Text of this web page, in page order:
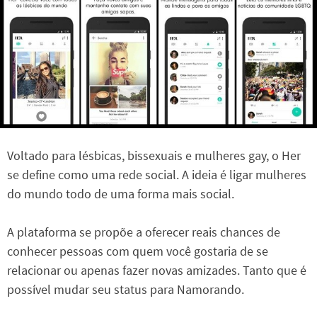
Voltado para lésbicas, bissexuais e mulheres gay, o Her
se define como uma rede social. A ideia é ligar mulheres
do mundo todo de uma forma mais social.
A plataforma se propõe a oferecer reais chances de
conhecer pessoas com quem você gostaria de se
relacionar ou apenas fazer novas amizades. Tanto que é
possível mudar seu status para Namorando.